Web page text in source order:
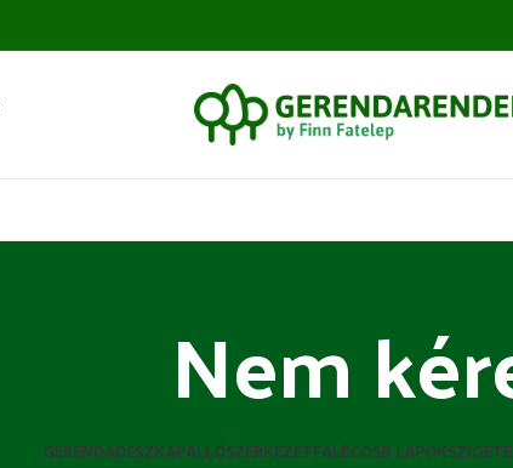
Nem
GERENDADESZKAPALLÓSZERKEZETFALÉCOSB LAPOK